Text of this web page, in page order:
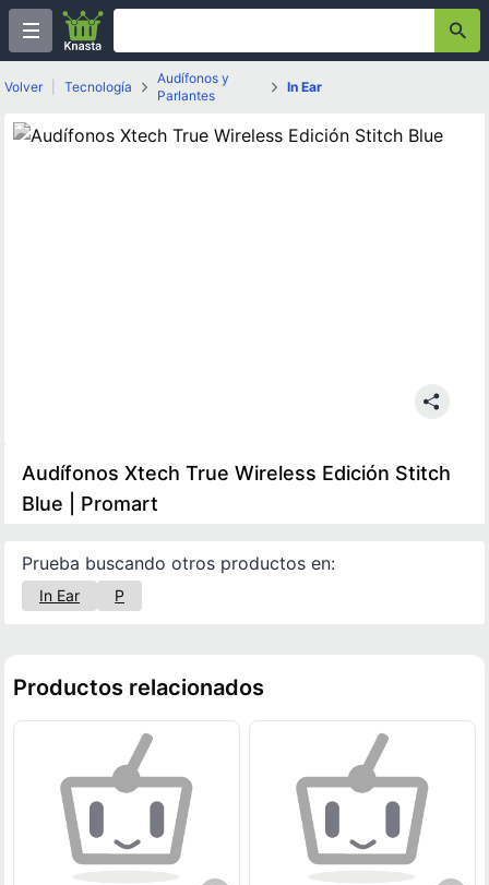
Volver Tecnología
Audífonos y
Parlantes
In Ear
Audífonos Xtech True Wireless Edición Stitch
Blue | Promart
Prueba buscando otros productos en:
In Ear P
Productos relacionados